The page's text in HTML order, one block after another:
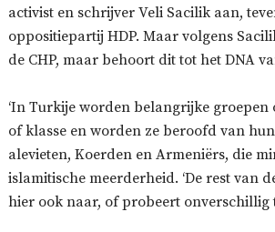
activist en schrijver Veli Sacilik aan,
oppositiepartij HDP. Maar volgens
de CHP, maar behoort dit tot het DNA
‘In Turkije worden belangrijke
of klasse en worden ze beroofd van
alevieten, Koerden en Armeniërs, die
islamitische meerderheid. ‘De rest van
hier ook naar, of probeert onverschillig